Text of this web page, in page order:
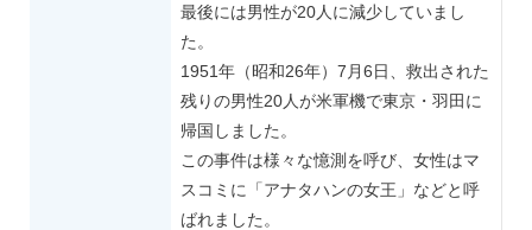
最後には男性が20人に減少していまし
た。
1951年（昭和26年）7月6日、救出された
残りの男性20人が米軍機で東京・羽田に
帰国しました。
この事件は様々な憶測を呼び、女性はマ
スコミに「アナタハンの女王」などと呼
ばれました。